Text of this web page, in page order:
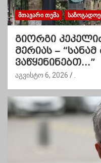
ᲛᲗᲐᲕᲐᲠᲘ ᲗᲔᲛᲐ
გიორგი
მერიას –
ვაწყენინებთ…”
აგვისტო 6, 2026